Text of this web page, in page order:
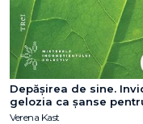
Depășirea de sine.
gelozia ca șanse
dezvoltarea personală
Verena Kast